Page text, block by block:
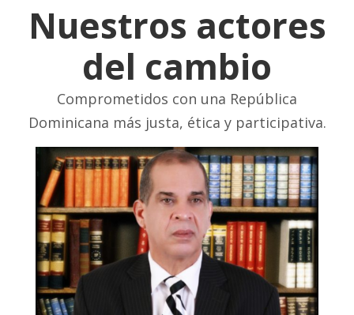
Nuestros actores
del cambio
Comprometidos con una República
Dominicana más justa, ética y participativa.